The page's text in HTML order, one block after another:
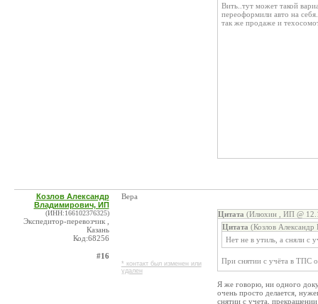
Вить..тут может такой
переоформили авто на
так же продаже и
Козлов Александр
Владимирович, ИП
(ИНН:166102376325)
Экспедитор-перевозчик ,
Казань
Код:68256
#16
Вера
* контакт был изменен или
удален
Цитата (Илюхин , ИП @
Цитата (Козлов
Нет не в утиль, а сняли с
При снятии с учёта в ТПС
Я же говорю, ни одного
очень просто делается,
снятии с учета,